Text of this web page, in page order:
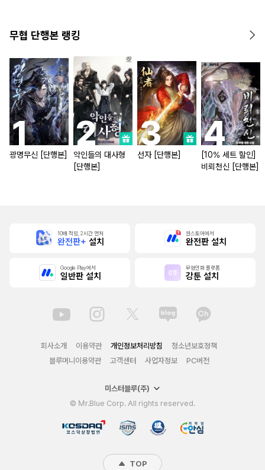
무협 단행본 랭킹
광명무신 [단행본]
악인들의 대사형
[단행본]
선자 [단행본]
[10% 세트 할인]
비뢰천신 [단행본]
10배 적립, 2시간 먼저
완전판+ 설치
원스토어에서
완전판 설치
Google Play에서
일반판 설치
무협만화 플랫폼
강툰 설치
회사소개 이용약관 개인정보처리방침
청소년보호정책
블루머니이용약관
고객센터 사업자정보 PC버전
미스터블루(주)
© Mr.Blue Corp. All rights reserved.
TOP